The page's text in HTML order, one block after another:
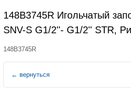
148B3745R Игольчатый
SNV-S G1/2''- G1/2'' STR,
148B3745R
← вернуться